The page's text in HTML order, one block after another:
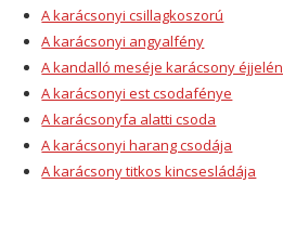
A karácsonyi csillagkoszorú
A karácsonyi angyalfény
A kandalló meséje karácsony éjjelén
A karácsonyi est csodafénye
A karácsonyfa alatti csoda
A karácsonyi harang csodája
A karácsony titkos kincsesládája